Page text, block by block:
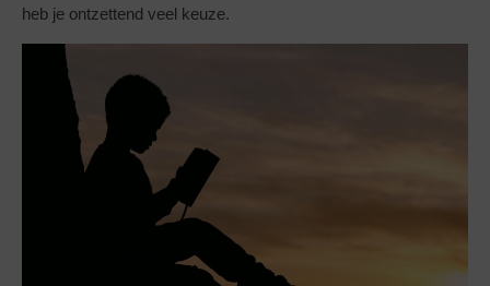
heb je ontzettend veel keuze.